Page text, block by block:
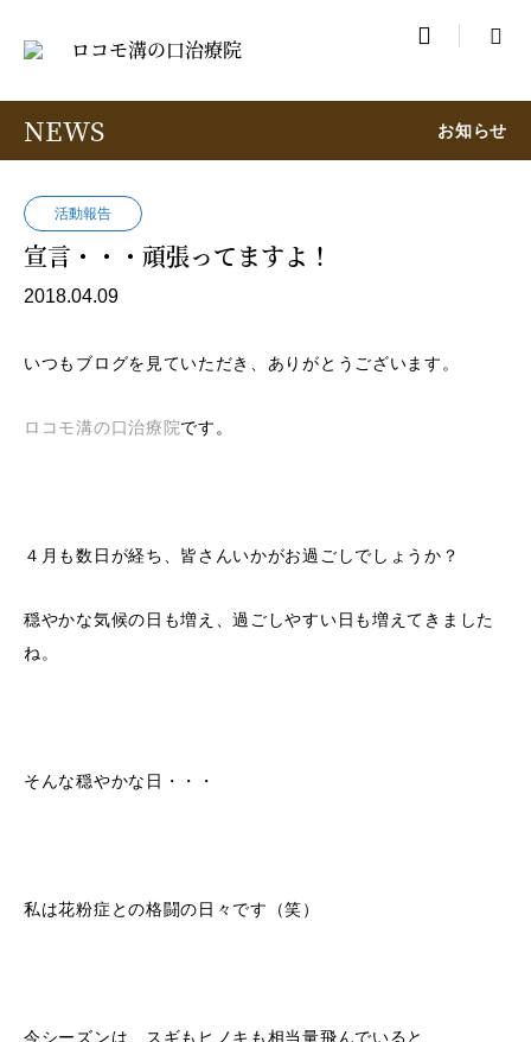

NEWS お知らせ
活動報告
宣言・・・頑張ってますよ！
2018.04.09
いつもブログを見ていただき、ありがとうございます。
ロコモ溝の口治療院です。
４月も数日が経ち、皆さんいかがお過ごしでしょうか？
穏やかな気候の日も増え、過ごしやすい日も増えてきました
ね。
そんな穏やかな日・・・
私は花粉症との格闘の日々です（笑）
今シーズンは、スギもヒノキも相当量飛んでいると